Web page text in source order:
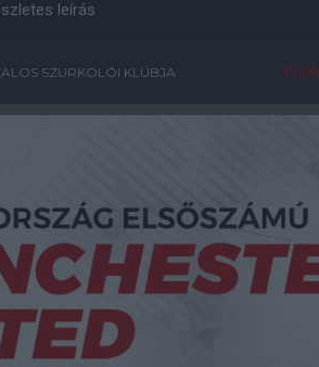
leírás
SZURKOLÓI KLUBJA